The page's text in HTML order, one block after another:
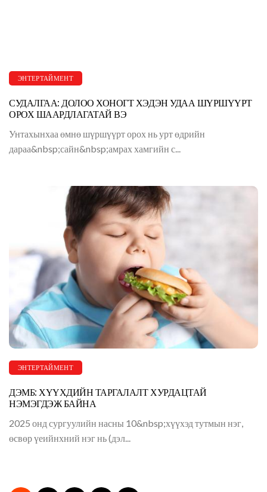
ЭНТЕРТАЙМЕНТ
СУДАЛГАА: ДОЛОО ХОНОГТ ХЭДЭН УДАА ШҮРШҮҮРТ
ОРОХ ШААРДЛАГАТАЙ ВЭ
Унтахынхаа өмнө шүршүүрт орох нь урт өдрийн
дараа&nbsp;сайн&nbsp;амрах хамгийн с...
ЭНТЕРТАЙМЕНТ
ДЭМБ: ХҮҮХДИЙН ТАРГАЛАЛТ ХУРДАЦТАЙ
НЭМЭГДЭЖ БАЙНА
2025 онд сургуулийн насны 10&nbsp;хүүхэд тутмын нэг,
өсвөр үеийнхний нэг нь (дэл...